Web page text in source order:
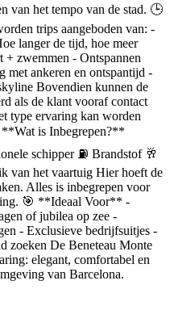
van het tempo van de stad. 🕒
trips aangeboden van: -
langer de tijd, hoe meer
+ zwemmen - Ontspannen
met ankeren en ontspantijd -
Bovendien kunnen de
als de klant vooraf contact
type ervaring kan worden
**Wat is Inbegrepen?**
schipper ⛽ Brandstof 🥂
van het vaartuig Hier hoeft de
Alles is inbegrepen voor
🎯 **Ideaal Voor** -
of jubilea op zee -
- Exclusieve bedrijfsuitjes -
zoeken De Beneteau Monte
elegant, comfortabel en
van Barcelona.